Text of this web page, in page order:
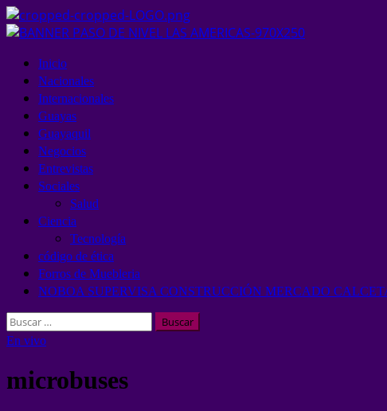
Inicio
Nacionales
Internacionales
Guayas
Guayaquil
Negocios
Entrevistas
Sociales
Salud
Ciencia
Tecnología
código de ética
Forros de Muebleria
NOBOA SUPERVISA CONSTRUCCIÓN MERCADO
En vivo
microbuses